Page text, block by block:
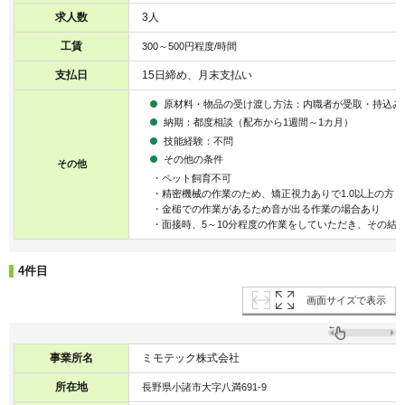
求人数 3人
工賃 300～500円程度/時間
支払日 15日締め、月末支払い
その他
原材料・物品の受け渡し方法：内職者が受取・持込み
納期：都度相談（配布から1週間～1カ月）
技能経験：不問
その他の条件
・ペット飼育不可
・精密機械の作業のため、矯正視力ありで1.0以上の方
・金槌での作業があるため音が出る作業の場合あり
・面接時、5～10分程度の作業をしていただき、その結
4件目
画面サイズで表示
事業所名 ミモテック株式会社
所在地 長野県小諸市大字八満691-9